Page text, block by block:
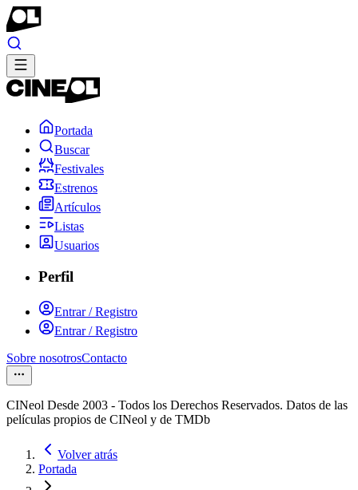
Portada
Buscar
Festivales
Estrenos
Artículos
Listas
Usuarios
Perfil
Entrar / Registro
Entrar / Registro
Sobre nosotrosContacto
CINeol Desde 2003 - Todos los Derechos Reservados. Datos de las
películas propios de CINeol y de TMDb
Volver atrás
Portada